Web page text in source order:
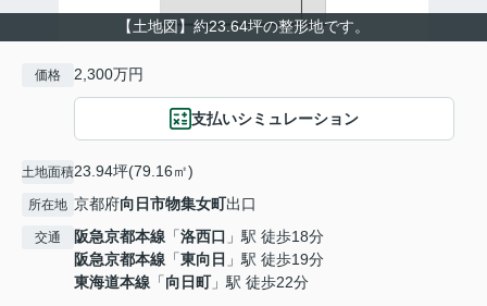
【土地図】約23.64坪の整形地です。
価格 2,300万円
支払いシミュレーション
土地面積23.94坪(79.16㎡)
所在地 京都府向日市物集女町出口
交通 阪急京都本線 「洛西口 」駅 徒歩18分
阪急京都本線 「東向日 」駅 徒歩19分
東海道本線 「向日町」駅 徒歩22分